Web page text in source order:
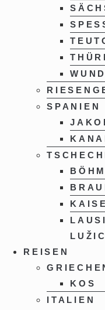
SPANIEN
REISEN
KOS
ITALIEN